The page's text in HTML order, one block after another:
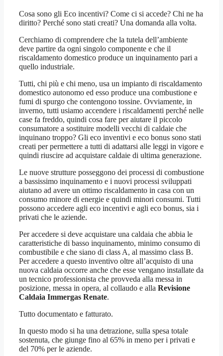
Cosa sono gli Eco incentivi? Come ci si accede? Chi ne ha
diritto? Perché sono stati creati? Una domanda alla volta.
Cerchiamo di comprendere che la tutela dell’ambiente
deve partire da ogni singolo componente e che il
riscaldamento domestico produce un inquinamento pari a
quello industriale.
Tutti, chi più e chi meno, usa un impianto di riscaldamento
domestico autonomo ed esso produce una combustione e
fumi di spurgo che contengono tossine. Ovviamente, in
inverno, tutti usiamo accendere i riscaldamenti perché nelle
case fa freddo, quindi cosa fare per aiutare il piccolo
consumatore a sostituire modelli vecchi di caldaie che
inquinano troppo? Gli eco inventivi e eco bonus sono stati
creati per permettere a tutti di adattarsi alle leggi in vigore e
quindi riuscire ad acquistare caldaie di ultima generazione.
Le nuove strutture posseggono dei processi di combustione
a bassissimo inquinamento e i nuovi processi sviluppati
aiutano ad avere un ottimo riscaldamento in casa con un
consumo minore di energie e quindi minori consumi. Tutti
possono accedere agli eco incentivi e agli eco bonus, sia i
privati che le aziende.
Per accedere si deve acquistare una caldaia che abbia le
caratteristiche di basso inquinamento, minimo consumo di
combustibile e che siano di class A, al massimo class B.
Per accedere a questo inventivo oltre all’acquisto di una
nuova caldaia occorre anche che esse vengano installate da
un tecnico professionista che provveda alla messa in
posizione, messa in opera, al collaudo e alla Revisione
Caldaia Immergas Renate.
Tutto documentato e fatturato.
In questo modo si ha una detrazione, sulla spesa totale
sostenuta, che giunge fino al 65% in meno per i privati e
del 70% per le aziende.